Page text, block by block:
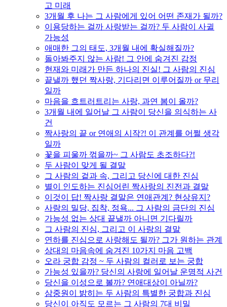
고 미래
3개월 후 나는 그 사람에게 있어 어떤 존재가 될까?
이용당하는 걸까 사랑받는 걸까? 두 사람이 사귈
가능성
애매한 그의 태도, 3개월 내에 확실해질까?
돌아봐주지 않는 사람! 그 안에 숨겨진 감정
현재와 미래가 만든 하나의 진실! 그 사람의 진심
끝낼까 했던 짝사랑, 기다리면 이루어질까 or 무리
일까
마음을 흐트러트리는 사랑, 과연 봄이 올까?
3개월 내에 일어날 그 사람이 당신을 의식하는 사
건
짝사랑의 끝 or 연애의 시작?! 이 관계를 어쩔 생각
일까
꽃을 피울까 꺾을까~ 그 사람도 초조하다?!
두 사람이 맞게 될 결말
그 사람의 겉과 속, 그리고 당신에 대한 진심
별이 인도하는 진심어린 짝사랑의 진전과 결말
이것이 답! 짝사랑 결말은 연애관계? 현상유지?
사랑의 밀당, 집착, 정욕... 그 사람의 금단의 진심
가능성 없는 상대 끝낼까 아니면 기다릴까
그 사람의 진심, 그리고 이 사랑의 결말
연하를 진심으로 사랑해도 될까? 그가 원하는 관계
상대의 마음속에 숨겨진 10가지 마음 고백
오라 궁합 감정 ~ 두 사람의 컬러로 보는 궁합
가능성 있을까? 당신의 사랑에 일어날 운명적 사건
당신을 이성으로 볼까? 연애대상이 아닐까?
삼중원이 밝히는 두 사람의 특별한 궁합과 진심
당신이 아직도 모르는 그 사람의 7대 비밀